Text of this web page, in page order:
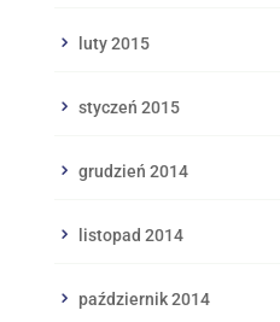
luty 2015
styczeń 2015
grudzień 2014
listopad 2014
październik 2014